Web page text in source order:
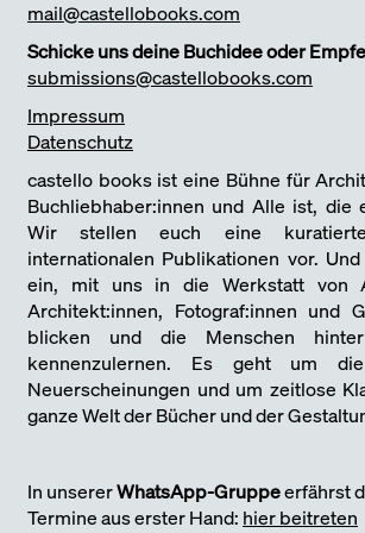
mail@castellobooks.com
Schicke uns deine Buchidee oder
submissions@castellobooks.com
Impressum
Datenschutz
castello books ist eine Bühne für
Buchliebhaber:innen und Alle ist, die
Wir stellen euch eine
internationalen Publikationen vor.
ein, mit uns in die Werkstatt von
Architekt:innen, Fotograf:innen und
blicken und die Menschen
kennenzulernen. Es geht um die
Neuerscheinungen und um zeitlose
ganze Welt der Bücher und der
In unsererWhatsApp-Gruppeerfährst
Termine aus erster Hand: hier beitreten